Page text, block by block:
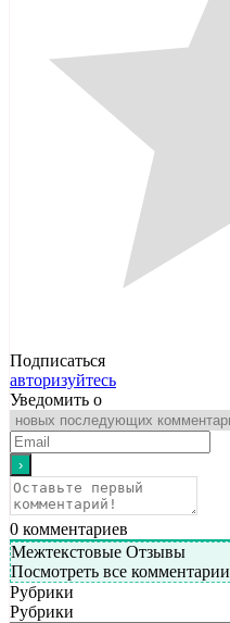
Подписаться
авторизуйтесь
Уведомить о
0 комментариев
Межтекстовые Отзывы
Посмотреть все комментарии
Рубрики
Рубрики